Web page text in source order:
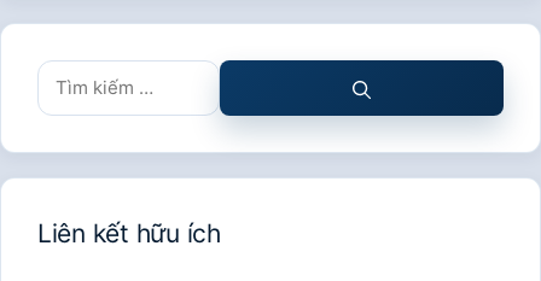
Tìm
kiếm
Liên kết hữu ích